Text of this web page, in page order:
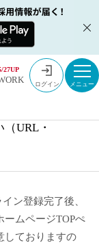
27UP
ログイン
ご質問
ワードを忘れ等）
URL・
ン登録完了後、
ムページTOPぺ
しておりますの